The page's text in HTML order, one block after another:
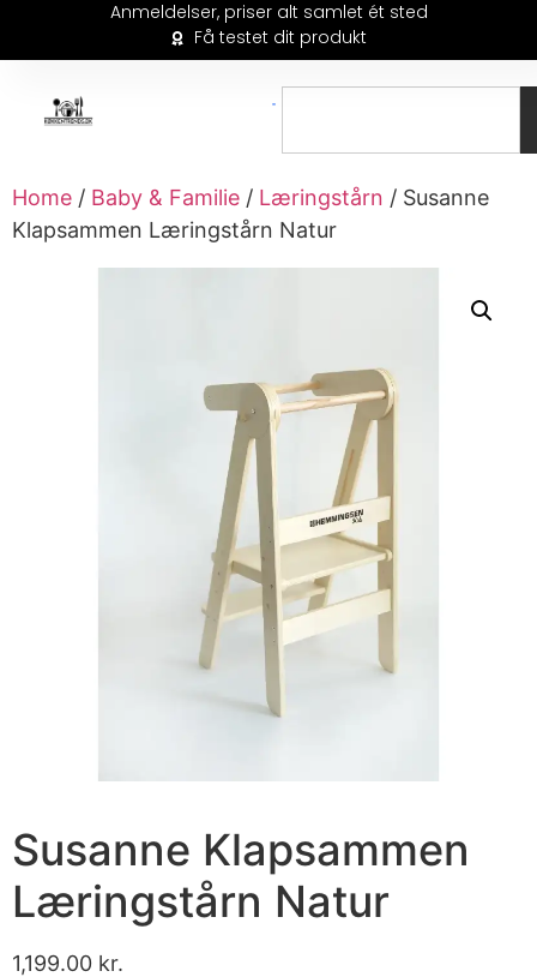
Anmeldelser, priser alt samlet ét sted
Få testet dit produkt
Home / Baby & Familie / Læringstårn / Susanne
Klapsammen Læringstårn Natur
Susanne Klapsammen
Læringstårn Natur
1,199.00 kr.